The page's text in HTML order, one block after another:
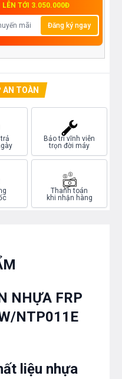
LÊN TỚI 3.050.000Đ
Đăng ký ngay
AN TOÀN
Bảo trì vĩnh viễn
trọn đời máy
Thanh toán
khi nhận hàng
NHỰA FRP
NTP011E
liệu nhựa